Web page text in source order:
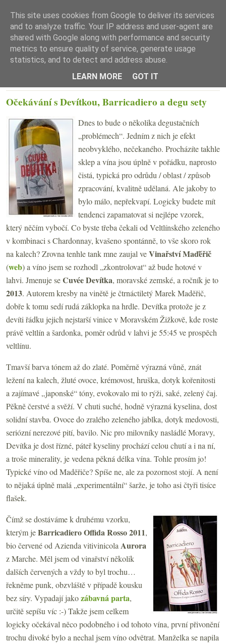
☰ Menu
Očekávání s Devítkou, Barricadiero a degu sety
Dnes to bude o několika degustačních
„problémech“. Jedním z nich je efekt
neobvyklého, nečekaného. Procházíte takhle
sklep a vína jsou úplně v pořádku, naprosto
čistá, typická pro odrůdu / oblast / způsob
zpracování, kvalitně udělaná. Ale jakoby to
bylo málo, nepřekvapí. Logicky budete mít
tendenci zapamatovat si nejlépe vzorek,
který něčím vybočí. Co byste třeba čekali od Veltlínského zeleného
v kombinaci s Chardonnay, kvašeno spontánně, to vše skoro rok
na kalech? Zrovna tenhle tank mne zaujal veVinařství Maďěřič
(web) a víno jsem se rozhodl „zkontrolovat“ až bude hotové v
lahvi. Jmenuje seCuvéeDevítka, moravské zemské, a ročník je to
2013. Autorem kresby na vinětě je čtrnáctiletý Marek Maděřič,
dobře k tomu sedí rudá záklopka na hrdle. Devítka protože je z
devíti řádku jejich nejstarší vinice v Moravském Žižkově, kde roste
právě veltlín a šardonka, poměr odrůd v lahvi je 55:45 ve prospěch
veltlínu.
Tmavší barva tónem až do zlaté. Poměrně výrazná vůně, znát
ležení na kalech, žluté ovoce, krémovost, hruška, dotyk kořenitosti
a zajímavé „japonské“ tóny, evokovalo mi to rýži, saké, zelený čaj.
Pěkně čerstvé a svěží. V chuti suché, hodně výrazná kyselina, dost
solidní stavba. Ovoce do zralého zeleného jablka, dotyk medovosti,
seriózní nerezové pití, bavilo. Nic pro milovníky nasládlé Moravy,
Devítka je dost řízné, páteř kyseliny prochází celou chutí a i na ní,
a troše minerality, je vedena pěkná délka vína. Tohle prosím jo!
Typické víno od Maděřiče? Spíše ne, ale za pozornost stojí. A není
to nějaká úplně malá „experimentální“ šarže, je toho asi čtyři tisíce
flašek.
Čímž se dostáváme k druhému vzorku,
kterým jeBarricadiero Offida Rosso 2011,
bio červené od Azienda vitivinicola Aurora
z Marche. Měl jsem od vinařství několik
dalších červených a vždy to byl trochu…
řekněme punk, obzvláště v případě kousku
bez síry. Vypadají jakozábavná parta,
určitě sepíšu víc :-) Takže jsem celkem
logicky očekával něco podobného i od tohoto vína, první přivonění
trochu divoké bylo a nechal jsem víno odvětrat. Manželka se napila
This site uses cookies from Google to deliver its services
and to analyze traffic. Your IP address and user-agent are
shared with Google along with performance and security
metrics to ensure quality of service, generate usage
statistics, and to detect and address abuse.
LEARN MORE
GOT IT